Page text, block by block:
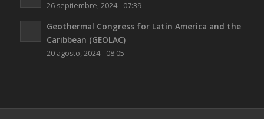
26 septiembre, 2024 - 07:39
Geothermal Congress for Latin America and the
Caribbean (GEOLAC)
20 agosto, 2024 - 08:05